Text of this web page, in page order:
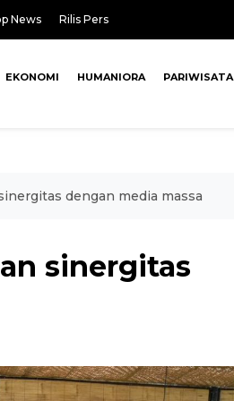
News Rilis Pers
EKONOMI HUMANIORA PARIWISATA
dengan media massa
sinergitas